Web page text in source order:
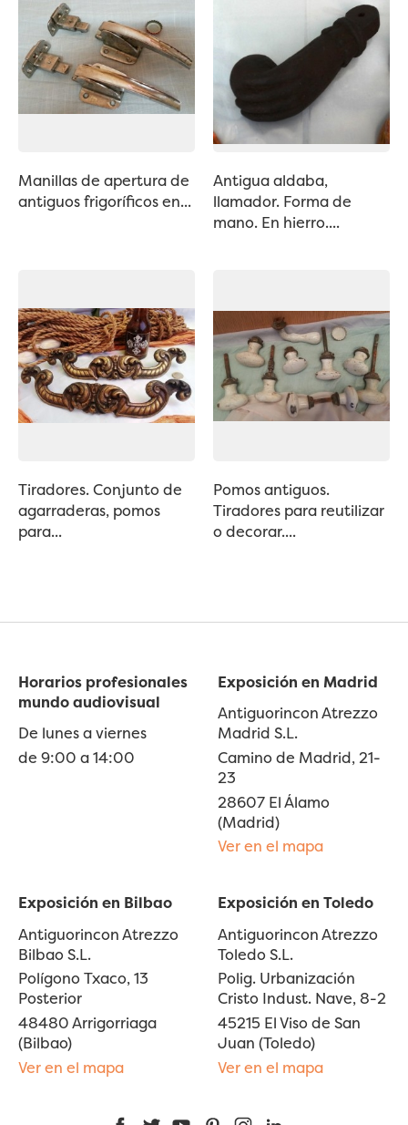
Manillas de apertura de
antiguos frigoríficos en...
Antigua aldaba,
llamador. Forma de
mano. En hierro....
Tiradores. Conjunto de
agarraderas, pomos
para...
Pomos antiguos.
Tiradores para reutilizar
o decorar....
Horarios profesionales
mundo audiovisual
De lunes a viernes
de 9:00 a 14:00
Exposición en Madrid
Antiguorincon Atrezzo
Madrid S.L.
Camino de Madrid, 21-
23
28607 El Álamo
(Madrid)
Ver en el mapa
Exposición en Bilbao
Antiguorincon Atrezzo
Bilbao S.L.
Polígono Txaco, 13
Posterior
48480 Arrigorriaga
(Bilbao)
Ver en el mapa
Exposición en Toledo
Antiguorincon Atrezzo
Toledo S.L.
Polig. Urbanización
Cristo Indust. Nave, 8-2
45215 El Viso de San
Juan (Toledo)
Ver en el mapa